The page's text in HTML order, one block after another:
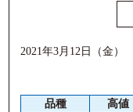
2021年3月12日（金）
品種
高値